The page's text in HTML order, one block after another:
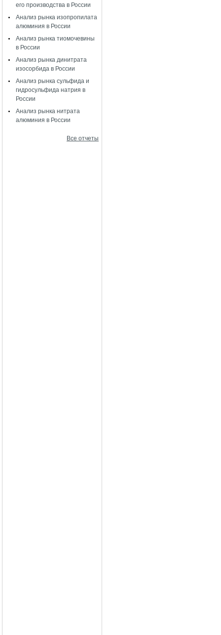
его производства в России
Анализ рынка изопропилата
алюминия в России
Анализ рынка тиомочевины
в России
Анализ рынка динитрата
изосорбида в России
Анализ рынка сульфида и
гидросульфида натрия в
России
Анализ рынка нитрата
алюминия в России
Все отчеты